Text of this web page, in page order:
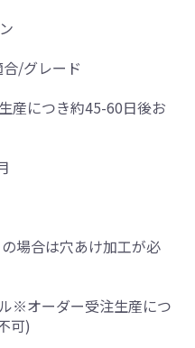
/グレード
につき約45-60日後お
場合は穴あけ加工が必
※オーダー受注生産につ
可)